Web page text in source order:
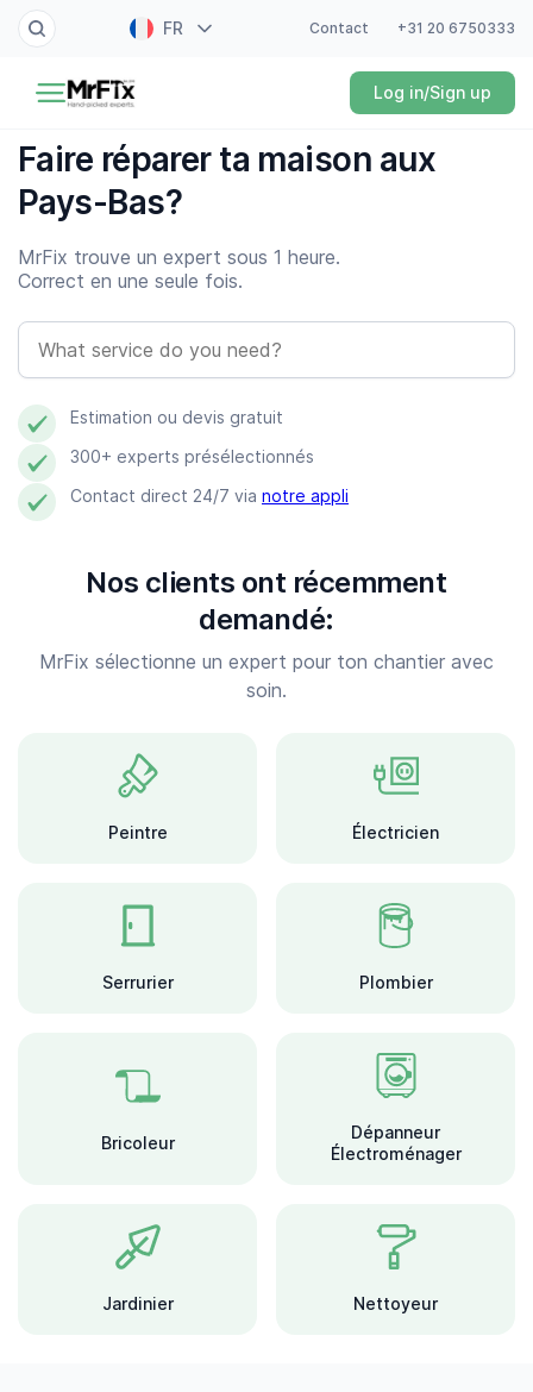
FR
DE
Contact +31 20 6750333
Log in/Sign up
Peintre
Électricien
Bricoleur
Plombier
Serrurier
Dépanneur électroménager
Jardinier
Nettoyeur professionnel
Help
Log in as Expert
Faire réparer ta maison aux
Pays-Bas?
MrFix trouve un expert sous 1 heure.
Correct en une seule fois.
Estimation ou devis gratuit
300+ experts présélectionnés
Contact direct 24/7 via notre appli
Nos clients ont récemment
demandé:
MrFix sélectionne un expert pour ton chantier avec
soin.
Peintre Électricien
Serrurier Plombier
Bricoleur
Dépanneur
Électroménager
Jardinier Nettoyeur